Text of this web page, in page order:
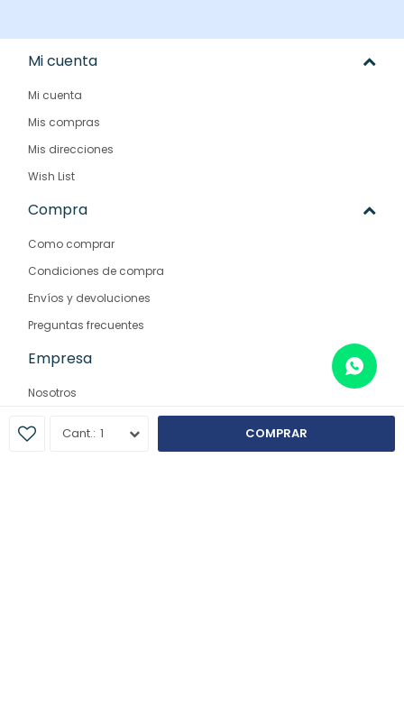
1 COMPRAR
Mi cuenta
Mi cuenta
Mis compras
Mis direcciones
Wish List
Compra
Como comprar
Condiciones de compra
Envíos y devoluciones
Preguntas frecuentes
Empresa
Nosotros